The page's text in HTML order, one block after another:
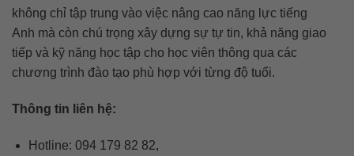
không chỉ tập trung vào việc nâng cao năng lực tiếng
Anh mà còn chú trọng xây dựng sự tự tin, khả năng giao
tiếp và kỹ năng học tập cho học viên thông qua các
chương trình đào tạo phù hợp với từng độ tuổi.
Thông tin liên hệ:
Hotline: 094 179 82 82,